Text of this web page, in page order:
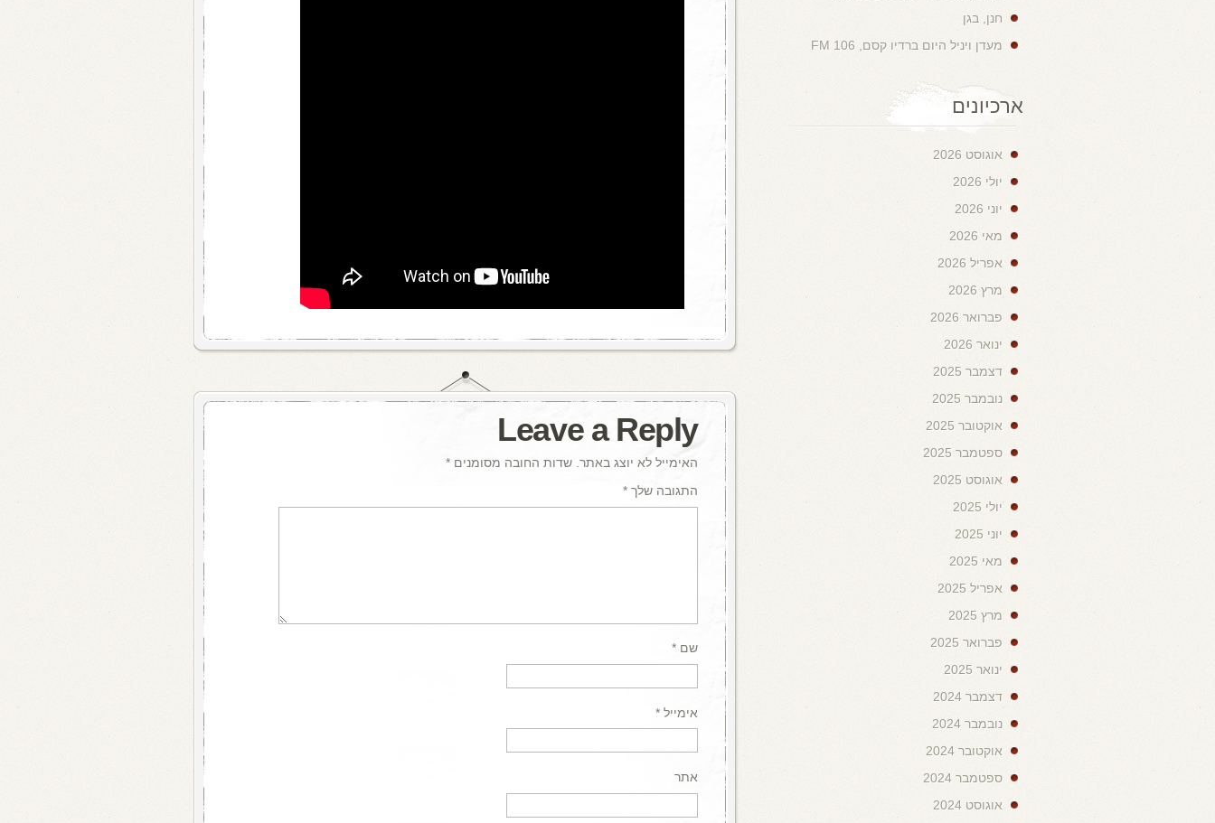
Leave a Reply
האימייל לא יוצג באתר. שדות החובה מסומנים *
התגובה שלך *
שם *
אימייל *
אתר
חנן, בגן
מעדן ויניל היום ברדיו קסם, 106 FM
ארכיונים
אוגוסט 2026
יולי 2026
יוני 2026
מאי 2026
אפריל 2026
מרץ 2026
פברואר 2026
ינואר 2026
דצמבר 2025
נובמבר 2025
אוקטובר 2025
ספטמבר 2025
אוגוסט 2025
יולי 2025
יוני 2025
מאי 2025
אפריל 2025
מרץ 2025
פברואר 2025
ינואר 2025
דצמבר 2024
נובמבר 2024
אוקטובר 2024
ספטמבר 2024
אוגוסט 2024